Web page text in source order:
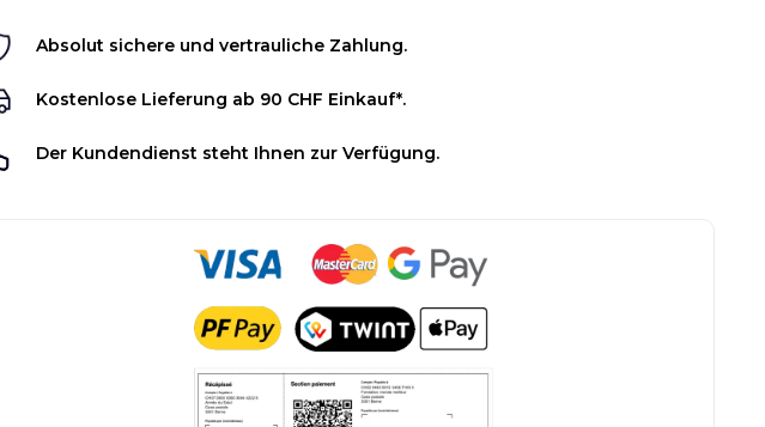
Absolut sichere und vertrauliche Zahlung.
Kostenlose Lieferung ab 90 CHF Einkauf*.
Der Kundendienst steht Ihnen zur Verfügung.